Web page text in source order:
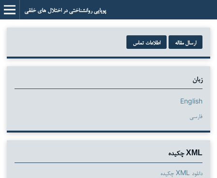
پویایی روانشناختی در اختلال های خلقی
ارسال مقاله اطلاعات تماس
زبان
English
فارسی
XML چکیده
دانلود XML چکیده